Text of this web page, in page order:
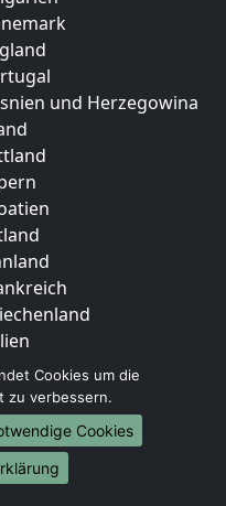
und Herzegowina
Cookies um die
zu verbessern.
Cookies